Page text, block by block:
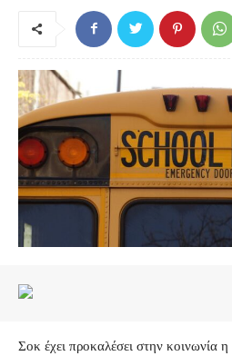
Σοκ έχει προκαλέσει στην κοινωνία η